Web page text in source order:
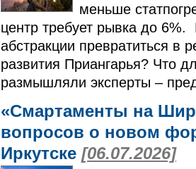
меньше
центр требует рывка до 6%.
абстракции превратиться в
развития Приангарья? Что
размышляли эксперты –
«Смартаменты на
вопросов о новом
Иркутске [06.07.2026]